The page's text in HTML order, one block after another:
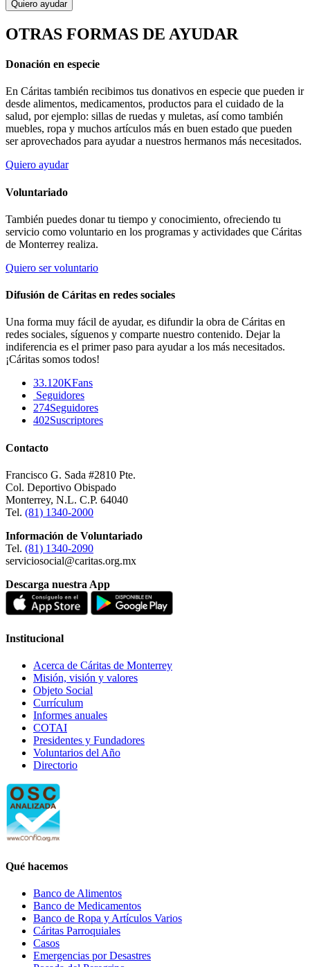
Quiero ayudar
OTRAS FORMAS DE AYUDAR
Donación en especie
En Cáritas también recibimos tus donativos en especie que pueden ir
desde alimentos, medicamentos, productos para el cuidado de la
salud, por ejemplo: sillas de ruedas y muletas, así como también
muebles, ropa y muchos artículos más en buen estado que pueden
ser aprovechados para ayudar a nuestros hermanos más necesitados.
Quiero ayudar
Voluntariado
También puedes donar tu tiempo y conocimiento, ofreciendo tu
servicio como voluntario en los programas y actividades que Cáritas
de Monterrey realiza.
Quiero ser voluntario
Difusión de Cáritas en redes sociales
Una forma muy fácil de ayudar, es difundir la obra de Cáritas en
redes sociales, síguenos y comparte nuestro contenido. Dejar la
indiferencia es el primer paso para ayudar a los más necesitados.
¡Cáritas somos todos!
33.120KFans
Seguidores
274Seguidores
402Suscriptores
Contacto
Francisco G. Sada #2810 Pte.
Col. Deportivo Obispado
Monterrey, N.L. C.P. 64040
Tel. (81) 1340-2000
Información de Voluntariado
Tel. (81) 1340-2090
serviciosocial@caritas.org.mx
Descarga nuestra App
Institucional
Acerca de Cáritas de Monterrey
Misión, visión y valores
Objeto Social
Currículum
Informes anuales
COTAI
Presidentes y Fundadores
Voluntarios del Año
Directorio
Qué hacemos
Banco de Alimentos
Banco de Medicamentos
Banco de Ropa y Artículos Varios
Cáritas Parroquiales
Casos
Emergencias por Desastres